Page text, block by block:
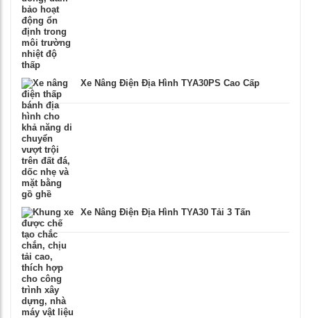
Xe Nâng Điện Địa Hình TYA30PS Cao Cấp
Xe Nâng Điện Địa Hình TYA30 Tải 3 Tấn